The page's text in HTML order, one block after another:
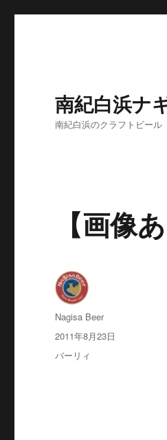
南紀白浜ナ
南紀白浜のクラフトビール
【画像
投
稿
Nagisa Beer
投
稿
2011年8月23日
カ
バーリィ